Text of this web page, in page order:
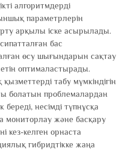
алгоритмдерді
параметрлерін
арқылы іске асырылады.
бас
өсу шығындарын сақтау
оптималастырады.
табу мүмкіндігін
болатын проблемалардан
несімді түпнұсқа
және басқару
кез-келген орнаста
гибридтікке жаңа